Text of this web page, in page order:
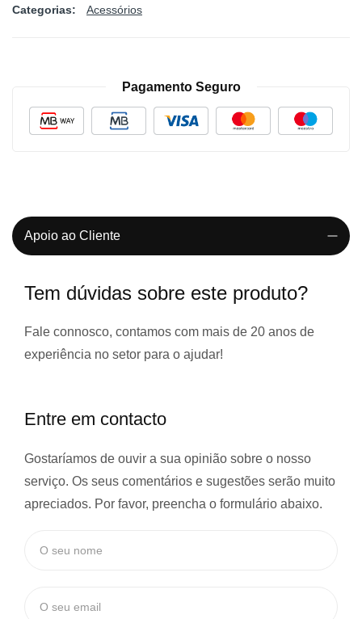
Categorias: Acessórios
Pagamento Seguro
Apoio ao Cliente
Tem dúvidas sobre este produto?
Fale connosco, contamos com mais de 20 anos de
experiência no setor para o ajudar!
Entre em contacto
Gostaríamos de ouvir a sua opinião sobre o nosso
serviço. Os seus comentários e sugestões serão muito
apreciados. Por favor, preencha o formulário abaixo.